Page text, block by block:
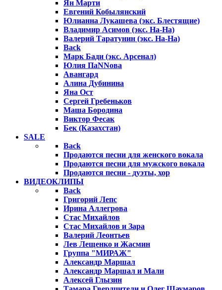
Ян Марти
Евгений Кобылянский
Юлианна Лукашева (экс. Блестящие)
Владимир Асимов (экс. На-На)
Валерий Таратунин (экс. На-На)
Back
Марк Бади (экс. Арсенал)
Юлия ПаNNова
Авангард
Алина Дубинина
Яна Ост
Сергей Гребеньков
Маша Бородина
Виктор Фесак
Бек (Казахстан)
SALE
Back
Продаются песни для женского вокала
Продаются песни для мужского вокала
Продаются песни - дуэты, хор
ВИДЕОКЛИПЫ
Back
Григорий Лепс
Ирина Аллегрова
Стас Михайлов
Стас Михайлов и Зара
Валерий Леонтьев
Лев Лещенко и Жасмин
Группа "МИРАЖ"
Александр Маршал
Александр Маршал и Мали
Алексей Глызин